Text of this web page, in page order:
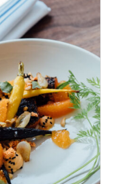
DÉTAILS